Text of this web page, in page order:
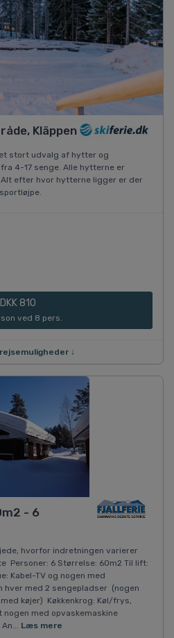
Kläppen
stort udvalg af hytter og
4-17 senge. Alle hytterne er
efter hvor hytterne ligger er der
DKK 810
ved 8 pers.
↓
- 6
hvorfor indretningen varierer
Personer: 6 Størrelse: 60m2 Til lift:
Kabel-TV og nogen med
med 2 sengepladser (nogen
køjer) Køkkenkrog: Køl/frys,
med opvaskemaskine
Læs mere